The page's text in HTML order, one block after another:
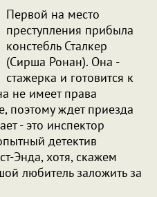
Первой на место
преступления прибыла
констебль Сталкер
(Сирша Ронан). Она -
стажерка и готовится к
не имеет права
поэтому ждет приезда
- это инспектор
детектив
Энда, хотя, скажем
любитель заложить за